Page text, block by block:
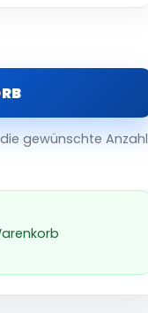
gewünschte Anzahl